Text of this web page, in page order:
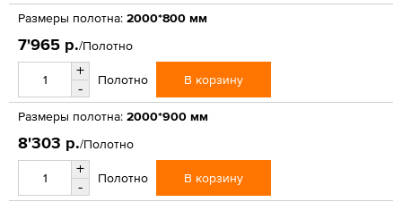
Размеры полотна: 2000*800 мм
7'965 р./Полотно
+
-
Полотно В корзину
Размеры полотна: 2000*900 мм
8'303 р./Полотно
+
-
Полотно В корзину